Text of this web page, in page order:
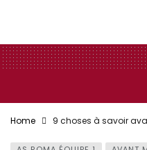
Home 9 choses à savoir